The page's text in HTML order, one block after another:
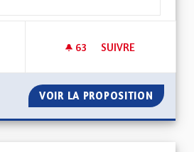
63 63 ABONNÉS
SUIVRE
VOIR LA PROPOSITION